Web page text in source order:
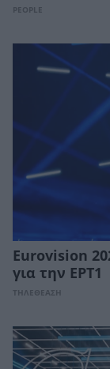
PEOPLE
Eurovision
για την ΕΡΤ1
ΤΗΛΕΘΕΑΣΗ